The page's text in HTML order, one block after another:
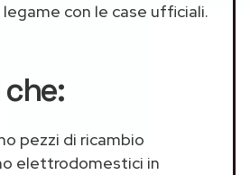
legame con le case ufficiali.
pezzi di ricambio
elettrodomestici in